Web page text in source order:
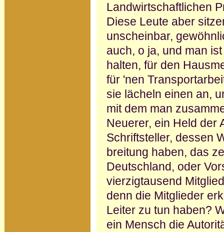
Landwirt­schaftlichen
Diese Leute aber
unscheinbar,
auch, o ja, und man
halten, für den
für 'nen
sie lächeln einen an,
mit dem man
Neuerer, ein Held der
Schriftsteller, dessen
breitung haben, das
Deutschland, oder
vierzigtausend
denn die Mitglieder
Leiter zu tun haben?
ein Mensch die